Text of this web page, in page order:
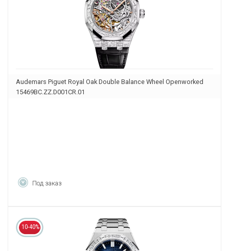
Audemars Piguet Royal Oak Double Balance Wheel Openworked
15469BC.ZZ.D001CR.01
Под заказ
10-40%